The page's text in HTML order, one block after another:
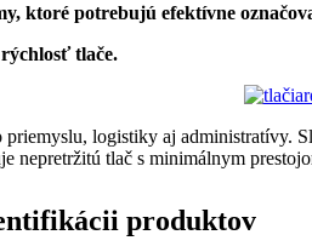
ktoré potrebujú efektívne
tlače.
logistiky aj
nepretržitú tlač s minimálnym
produktov